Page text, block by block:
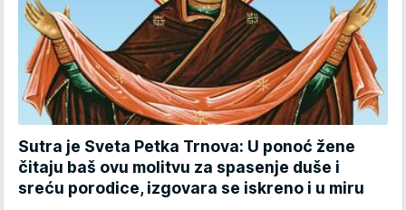
Sutra je Sveta Petka Trnova: U ponoć žene
čitaju baš ovu molitvu za spasenje duše i
sreću porodice, izgovara se iskreno i u miru